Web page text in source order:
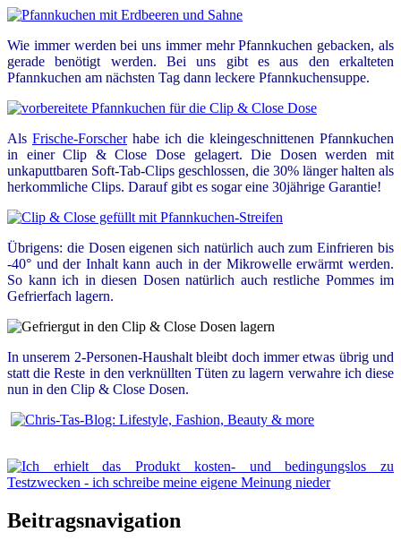
Wie immer werden bei uns immer mehr Pfannkuchen gebacken, als
gerade benötigt werden. Bei uns gibt es aus den erkalteten
Pfannkuchen am nächsten Tag dann leckere Pfannkuchensuppe.
Als Frische-Forscherhabe ich die kleingeschnittenen Pfannkuchen
in einer Clip & Close Dose gelagert. Die Dosen werden mit
unkaputtbaren Soft-Tab-Clips geschlossen, die 30% länger halten als
herkommliche Clips. Darauf gibt es sogar eine 30jährige Garantie!
Übrigens: die Dosen eigenen sich natürlich auch zum Einfrieren bis
-40° und der Inhalt kann auch in der Mikrowelle erwärmt werden.
So kann ich in diesen Dosen natürlich auch restliche Pommes im
Gefrierfach lagern.
In unserem 2-Personen-Haushalt bleibt doch immer etwas übrig und
statt die Reste in den verknüllten Tüten zu lagern verwahre ich diese
nun in den Clip & Close Dosen.
Beitragsnavigation